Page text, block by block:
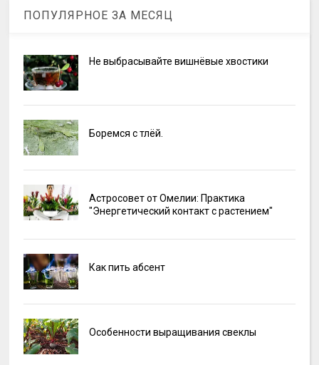
ПОПУЛЯРНОЕ ЗА МЕСЯЦ
Не выбрасывайте вишнёвые хвостики
Боремся с тлёй.
Астросовет от Омелии: Практика
"Энергетический контакт с растением"
Как пить абсент
Особенности выращивания свеклы